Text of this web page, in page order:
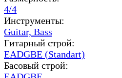
4/4
Инструменты:
Guitar, Bass
Гитарный строй:
EADGBE (Standart)
Басовый строй: